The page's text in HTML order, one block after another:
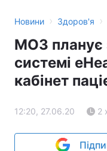
Новини › Здоров'я ›
МОЗ планує
системі
кабінет
12:20, 27.06.20 2